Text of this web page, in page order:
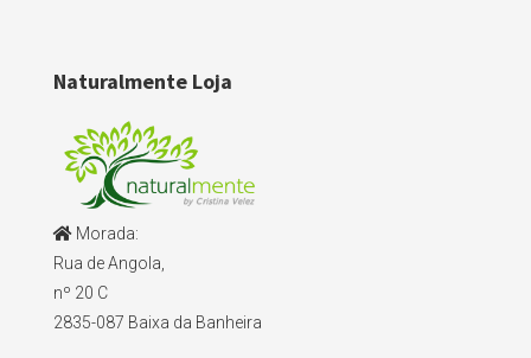
Naturalmente Loja
Morada:
Rua de Angola,
nº 20 C
2835-087 Baixa da Banheira